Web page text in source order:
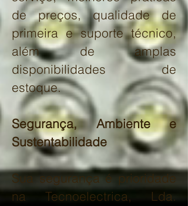
de preços, qualidade de
primeira e suporte técnico,
além de amplas
disponibilidades de
estoque.
Segurança, Ambiente e
Sustentabilidade
Sua segurança é prioridade
na Tecnoelectrica, Lda.